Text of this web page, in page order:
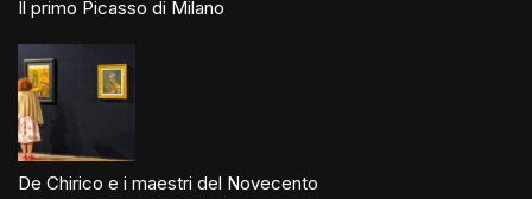
Il primo Picasso di Milano
De Chirico e i maestri del Novecento